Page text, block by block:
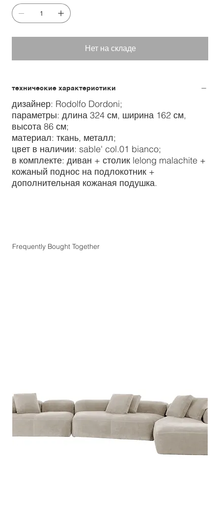
Нет на складе
технические характеристики
дизайнер: Rodolfo Dordoni;
параметры: длина 324 см, ширина 162 см,
высота 86 см;
материал: ткань, металл;
цвет в наличии: sable' col.01 bianco;
в комплекте: диван + столик lelong malachite +
кожаный поднос на подлокотник +
дополнительная кожаная подушка.
Frequently Bought Together